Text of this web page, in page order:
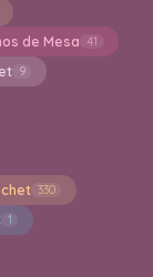
de Mesa 41
9
330
1